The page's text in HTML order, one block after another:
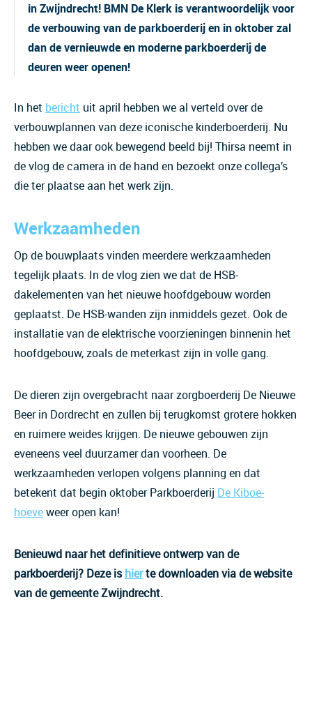
in Zwijndrecht! BMN De Klerk is verantwoordelijk voor
de verbouwing van de parkboerderij en in oktober zal
dan de vernieuwde en moderne parkboerderij de
deuren weer openen!
In het bericht uit april hebben we al verteld over de
verbouwplannen van deze iconische kinderboerderij. Nu
hebben we daar ook bewegend beeld bij! Thirsa neemt in
de vlog de camera in de hand en bezoekt onze collega’s
die ter plaatse aan het werk zijn.
Werkzaamheden
Op de bouwplaats vinden meerdere werkzaamheden
tegelijk plaats. In de vlog zien we dat de HSB-
dakelementen van het nieuwe hoofdgebouw worden
geplaatst. De HSB-wanden zijn inmiddels gezet. Ook de
installatie van de elektrische voorzieningen binnenin het
hoofdgebouw, zoals de meterkast zijn in volle gang.
De dieren zijn overgebracht naar zorgboerderij De Nieuwe
Beer in Dordrecht en zullen bij terugkomst grotere hokken
en ruimere weides krijgen. De nieuwe gebouwen zijn
eveneens veel duurzamer dan voorheen. De
werkzaamheden verlopen volgens planning en dat
betekent dat begin oktober Parkboerderij De Kiboe-
hoeveweer open kan!
Benieuwd naar het definitieve ontwerp van de
parkboerderij? Deze ishierte downloaden via de website
van de gemeente Zwijndrecht.